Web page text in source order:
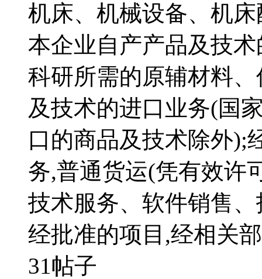
机床、机械设备、机
本企业自产产品及技
科研所需的原辅材料
及技术的进口业务(国
口的商品及技术除外);
务,普通货运(凭有效许
技术服务、软件销售
经批准的项目,经相关
31帖子